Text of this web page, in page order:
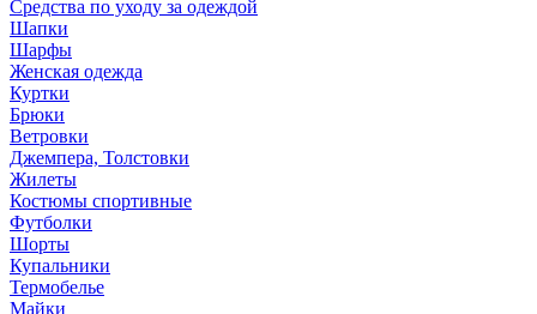
Средства по уходу за одеждой
Шапки
Шарфы
Женская одежда
Куртки
Брюки
Ветровки
Джемпера, Толстовки
Жилеты
Костюмы спортивные
Футболки
Шорты
Купальники
Термобелье
Майки